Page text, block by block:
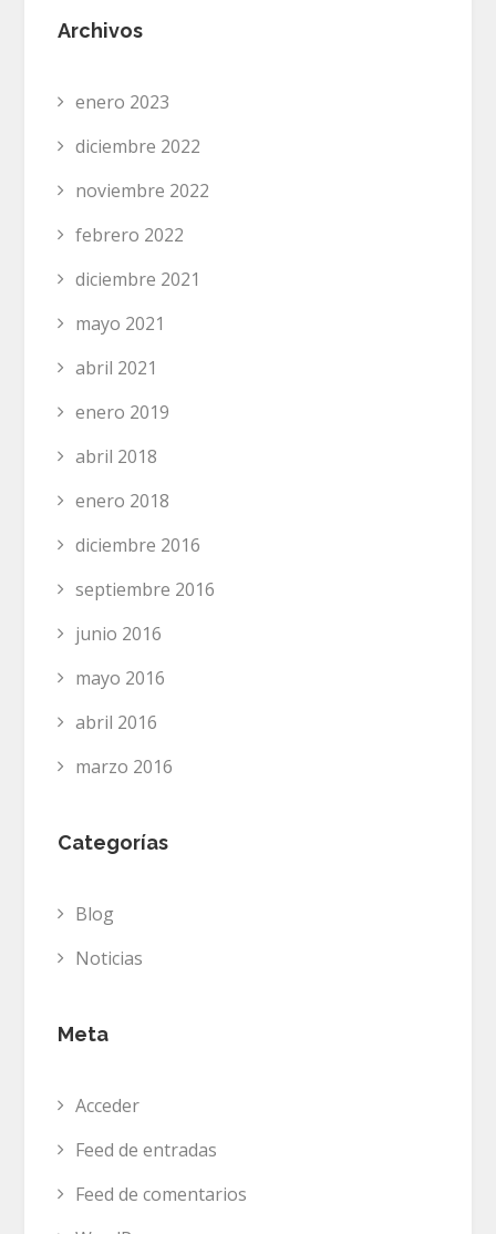
Archivos
enero 2023
diciembre 2022
noviembre 2022
febrero 2022
diciembre 2021
mayo 2021
abril 2021
enero 2019
abril 2018
enero 2018
diciembre 2016
septiembre 2016
junio 2016
mayo 2016
abril 2016
marzo 2016
Categorías
Blog
Noticias
Meta
Acceder
Feed de entradas
Feed de comentarios